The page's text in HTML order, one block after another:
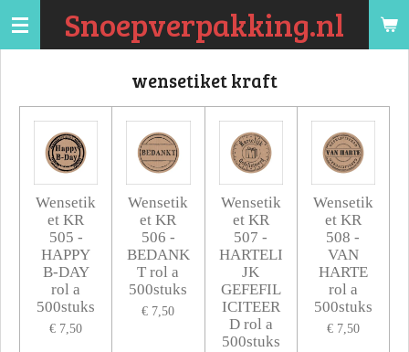
Ga
hoofdinhoud
Snoepverpakking.nl
wensetiket kraft
Wensetik
et KR
505 -
HAPPY
B-DAY
rol a
500stuks
€ 7,50
Wensetik
et KR
506 -
BEDANK
T rol a
500stuks
€ 7,50
Wensetik
et KR
507 -
HARTELI
JK
GEFEFIL
ICITEER
D rol a
500stuks
Wensetik
et KR
508 -
VAN
HARTE
rol a
500stuks
€ 7,50